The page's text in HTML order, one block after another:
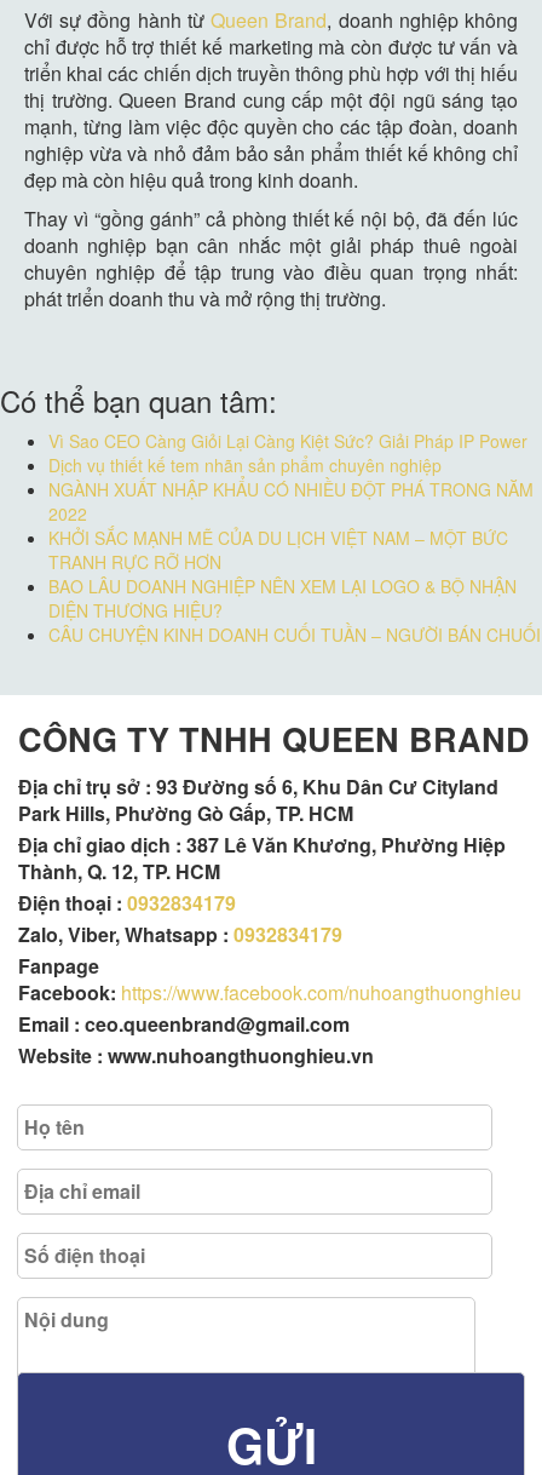
Với sự đồng hành từQueen Brand, doanh nghiệp không
chỉ được hỗ trợ thiết kế marketing mà còn được tư vấn và
triển khai các chiến dịch truyền thông phù hợp với thị hiếu
thị trường. Queen Brand cung cấp một đội ngũ sáng tạo
mạnh, từng làm việc độc quyền cho các tập đoàn, doanh
nghiệp vừa và nhỏ đảm bảo sản phẩm thiết kế không chỉ
đẹp mà còn hiệu quả trong kinh doanh.
Thay vì “gồng gánh” cả phòng thiết kế nội bộ, đã đến lúc
doanh nghiệp bạn cân nhắc một giải pháp thuê ngoài
chuyên nghiệp để tập trung vào điều quan trọng nhất:
phát triển doanh thu và mở rộng thị trường.
Có thể bạn quan tâm:
Vì Sao CEO Càng Giỏi Lại Càng Kiệt Sức? Giải Pháp IP Power
Dịch vụ thiết kế tem nhãn sản phẩm chuyên nghiệp
NGÀNH XUẤT NHẬP KHẨU CÓ NHIỀU ĐỘT PHÁ TRONG NĂM
2022
KHỞI SẮC MẠNH MẼ CỦA DU LỊCH VIỆT NAM – MỘT BỨC
TRANH RỰC RỠ HƠN
BAO LÂU DOANH NGHIỆP NÊN XEM LẠI LOGO & BỘ NHẬN
DIỆN THƯƠNG HIỆU?
CÂU CHUYỆN KINH DOANH CUỐI TUẦN – NGƯỜI BÁN CHUỐI
CÔNG TY TNHH QUEEN BRAND
Địa chỉ trụ sở : 93 Đường số 6, Khu Dân Cư Cityland
Park Hills, Phường Gò Gấp, TP. HCM
Địa chỉ giao dịch : 387 Lê Văn Khương, Phường Hiệp
Thành, Q. 12, TP. HCM
Điện thoại : 0932834179
Zalo, Viber, Whatsapp : 0932834179
Fanpage
Facebook: https://www.facebook.com/nuhoangthuonghieu
Email : ceo.queenbrand@gmail.com
Website : www.nuhoangthuonghieu.vn